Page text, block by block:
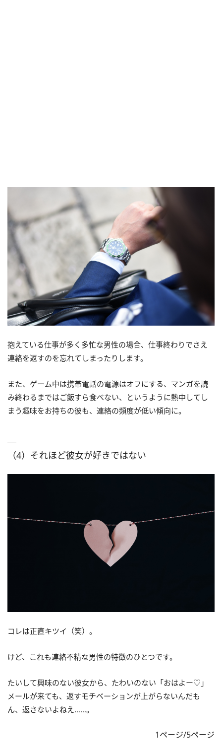
抱えている仕事が多く多忙な男性の場合、仕事終わりでさえ
連絡を返すのを忘れてしまったりします。
また、ゲーム中は携帯電話の電源はオフにする、マンガを読
み終わるまではご飯すら食べない、というように熱中してし
まう趣味をお持ちの彼も、連絡の頻度が低い傾向に。
（4）それほど彼女が好きではない
コレは正直キツイ（笑）。
けど、これも連絡不精な男性の特徴のひとつです。
たいして興味のない彼女から、たわいのない「おはよー♡」
メールが来ても、返すモチベーションが上がらないんだも
ん、返さないよねえ……。
1ページ/5ページ